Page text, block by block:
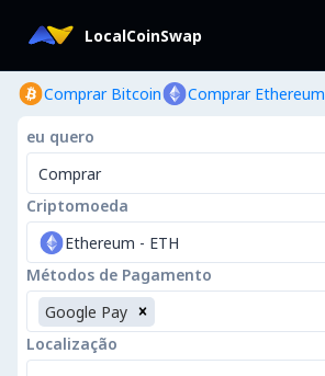
LocalCoinSwap
Comprar Bitcoin Comprar Ethereum
eu quero
Comprar
Criptomoeda
Ethereum - ETH
Métodos de Pagamento
Google Pay
Localização